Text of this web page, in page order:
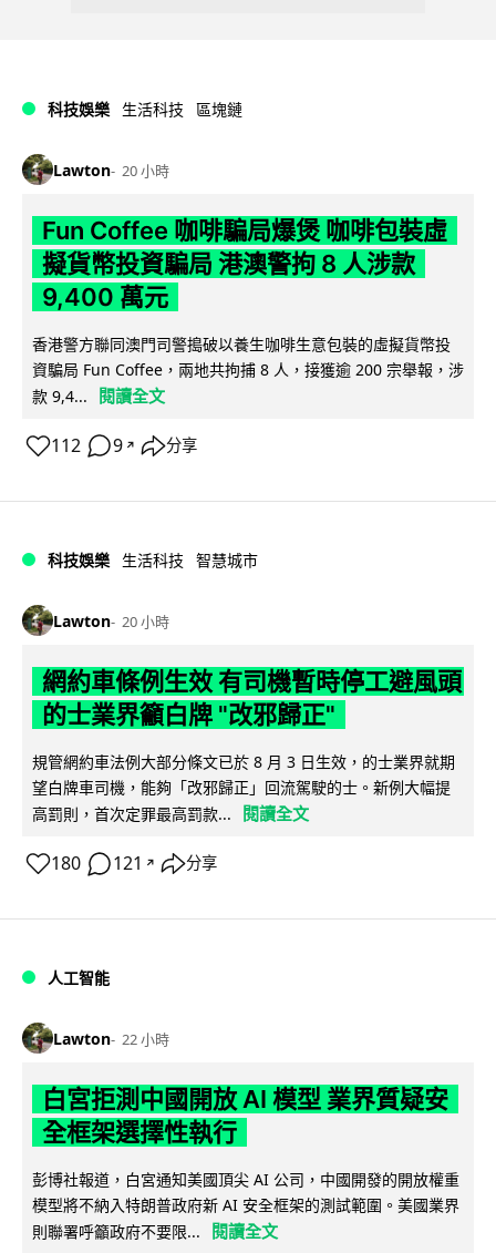
科技娛樂 生活科技 區塊鏈
Lawton 20 小時
Fun Coffee 咖啡騙局爆煲 咖啡包裝虛
擬貨幣投資騙局 港澳警拘 8 人涉款
9,400 萬元
香港警方聯同澳門司警搗破以養生咖啡生意包裝的虛擬貨幣投
資騙局 Fun Coffee，兩地共拘捕 8 人，接獲逾 200 宗舉報，涉
款 9,4...
閱讀全文
112 9 ↗ 分享
科技娛樂 生活科技 智慧城市
Lawton 20 小時
網約車條例生效 有司機暫時停工避風頭
的士業界籲白牌 "改邪歸正"
規管網約車法例大部分條文已於 8 月 3 日生效，的士業界就期
望白牌車司機，能夠「改邪歸正」回流駕駛的士。新例大幅提
高罰則，首次定罪最高罰款...
閱讀全文
180 121 ↗ 分享
人工智能
Lawton 22 小時
白宮拒測中國開放 AI 模型 業界質疑安
全框架選擇性執行
彭博社報道，白宮通知美國頂尖 AI 公司，中國開發的開放權重
模型將不納入特朗普政府新 AI 安全框架的測試範圍。美國業界
則聯署呼籲政府不要限...
閱讀全文